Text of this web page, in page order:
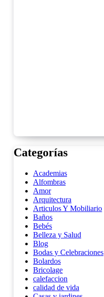
Categorías
Academias
Alfombras
Amor
Arquitectura
Articulos Y Mobiliario
Baños
Bebés
Belleza y Salud
Blog
Bodas y Celebraciones
Bolardos
Bricolage
calefaccion
calidad de vida